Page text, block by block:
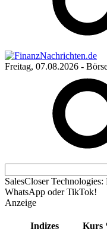
Freitag, 07.08.2026 -
SalesCloser
WhatsApp oder TikTok!
Anzeige
Indizes Kurs